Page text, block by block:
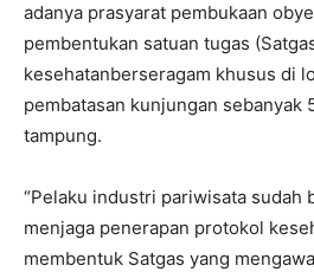
adanya prasyarat pembukaan
pembentukan satuan tugas
kesehatanberseragam khusus di
pembatasan kunjungan sebanyak
tampung.
“Pelaku industri pariwisata sudah
menjaga penerapan protokol
membentuk Satgas yang